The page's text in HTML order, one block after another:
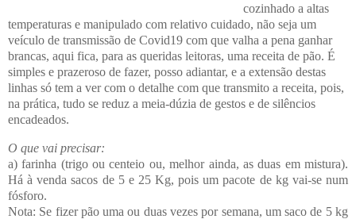
cozinhado a altas
temperaturas e manipulado com relativo cuidado, não seja um
veículo de transmissão de Covid19 com que valha a pena ganhar
brancas, aqui fica, para as queridas leitoras, uma receita de pão. É
simples e prazeroso de fazer, posso adiantar, e a extensão destas
linhas só tem a ver com o detalhe com que transmito a receita, pois,
na prática, tudo se reduz a meia-dúzia de gestos e de silêncios
encadeados.
O que vai precisar:
a) farinha (trigo ou centeio ou, melhor ainda, as duas em mistura).
Há à venda sacos de 5 e 25 Kg, pois um pacote de kg vai-se num
fósforo.
Nota: Se fizer pão uma ou duas vezes por semana, um saco de 5 kg